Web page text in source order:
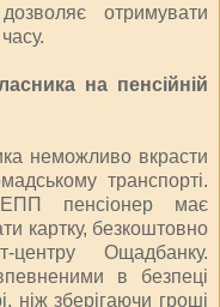
отримувати
на пенсійній
неможливо вкрасти
транспорті.
пенсіонер має
картку, безкоштовно
центру Ощадбанку.
в безпеці
ніж зберігаючи гроші